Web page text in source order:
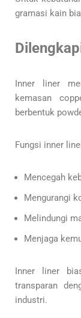
gramasi kain
Inner liner
kemasan
berbentuk
Fungsi inner
Mencegah
Mengurangi
Melindungi
Menjaga
Inner liner
transparan
industri.